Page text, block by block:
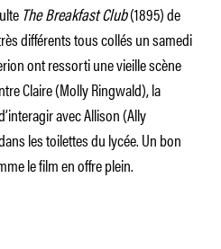
The Breakfast Club(1895) de
différents tous collés un samedi
ont ressorti une vieille scène
Claire (Molly Ringwald), la
avec Allison (Ally
les toilettes du lycée. Un bon
le film en offre plein.